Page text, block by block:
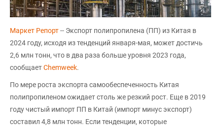
Маркет Репорт-- Экспорт полипропилена (ПП) из Китая в
2024 году, исходя из тенденций января-мая, может достичь
2,6 млн тонн, что в два раза больше уровня 2023 года,
сообщаетChemweek.
По мере роста экспорта самообеспеченность Китая
полипропиленом ожидает столь же резкий рост. Еще в 2019
году чистый импорт ПП в Китай (импорт минус экспорт)
составил 4,8 млн тонн. Если тенденции, которые